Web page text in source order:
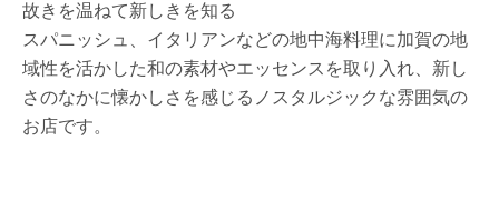
故きを温ねて新しきを知る
スパニッシュ、イタリアンなどの地中海料理に加賀の地
域性を活かした和の素材やエッセンスを取り入れ、新し
さのなかに懐かしさを感じるノスタルジックな雰囲気の
お店です。